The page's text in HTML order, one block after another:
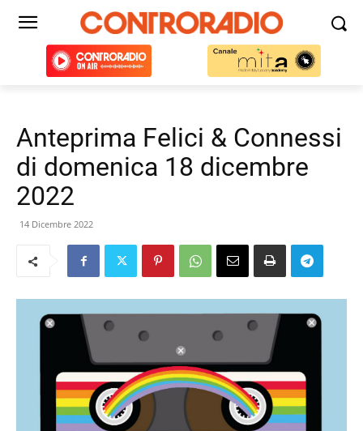
Anteprima Felici & Connessi
di domenica 18 dicembre
2022
14 Dicembre 2022